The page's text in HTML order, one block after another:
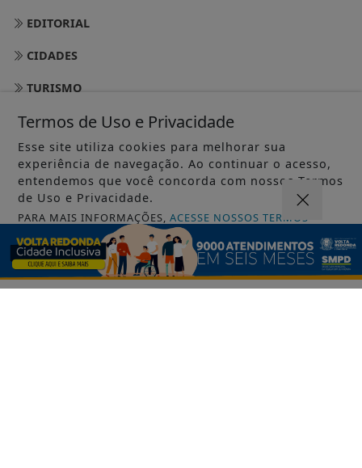
EDITORIAL
CIDADES
TURISMO
RIO DE JANEIRO
BRASÍLIA
MEIO AMBIENTE
SÃO PAULO
GOVERNO FEDERAL EXECUTIVO
GOVERNO DO ESTADO DO RIO
Termos de Uso e Privacidade
Esse site utiliza cookies para melhorar sua
experiência de navegação. Ao continuar o acesso,
entendemos que você concorda com nossos Termos
de Uso e Privacidade.
PARA MAIS INFORMAÇÕES,ACESSE NOSSOS TERMOS
CLICANDO AQUI
PROSSEGUIR